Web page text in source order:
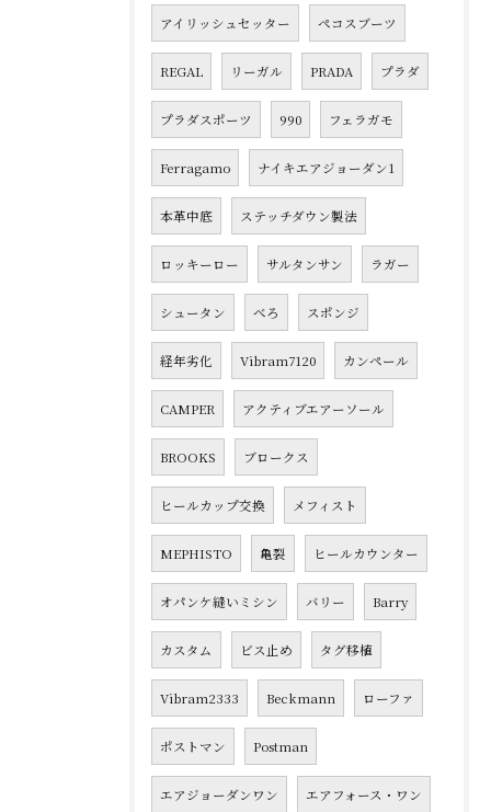
アイリッシュセッター ペコスブーツ
REGAL リーガル PRADA プラダ
プラダスポーツ 990 フェラガモ
Ferragamo ナイキエアジョーダン1
本革中底 ステッチダウン製法
ロッキーロー サルタンサン ラガー
シュータン べろ スポンジ
経年劣化 Vibram7120 カンペール
CAMPER アクティブエアーソール
BROOKS ブロークス
ヒールカップ交換 メフィスト
MEPHISTO 亀裂 ヒールカウンター
オパンケ縫いミシン バリー Barry
カスタム ビス止め タグ移植
Vibram2333 Beckmann ローファ
ポストマン Postman
エアジョーダンワン エアフォース・ワン